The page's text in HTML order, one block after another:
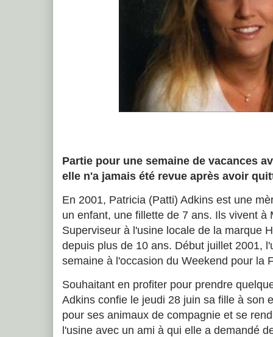
Partie pour une semaine de vacances
elle n'a jamais été revue après avoir
En 2001, Patricia (Patti) Adkins est une
un enfant, une fillette de 7 ans. Ils vivent à
Superviseur à l'usine locale de la marque
depuis plus de 10 ans. Début juillet 2001,
semaine à l'occasion du Weekend pour la
Souhaitant en profiter pour prendre
Adkins confie le jeudi 28 juin sa fille à son
pour ses animaux de compagnie et se
l'usine avec un ami à qui elle a demandé